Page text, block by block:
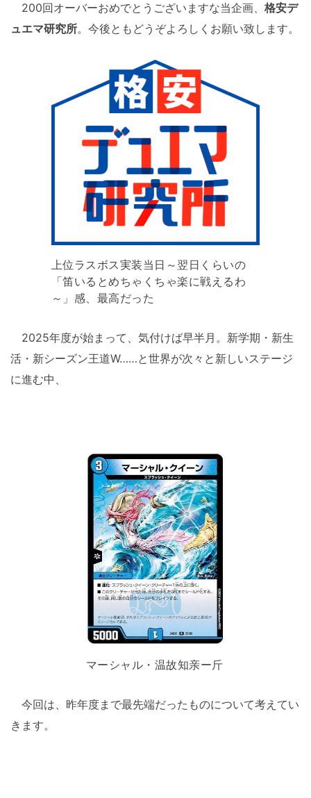
200回オーバーおめでとうございますな当企画、 格安デ
ュエマ研究所。今後ともどうぞよろしくお願い致します。
上位ラスボス実装当日～翌日くらいの
「笛いるとめちゃくちゃ楽に戦えるわ
～」感、最高だった
2025年度が始まって、気付けば早半月。新学期・新生
活・新シーズン王道W……と世界が次々と新しいステージ
に進む中、
マーシャル・温故知亲ー斤
今回は、昨年度まで最先端だったものについて考えてい
きます。